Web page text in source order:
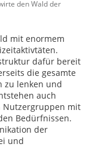
den Wald der
mit enormem
dafür bereit
die gesamte
zu lenken und
auch
Nutzergruppen mit
Bedürfnissen.
der
und